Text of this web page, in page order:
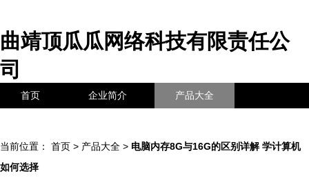
曲靖顶瓜瓜网络科技有限责任公
司
首页 企业简介 产品大全
当前位置： 首页 > 产品大全 > 电脑内存8G与16G的区别详解 学计算机
如何选择